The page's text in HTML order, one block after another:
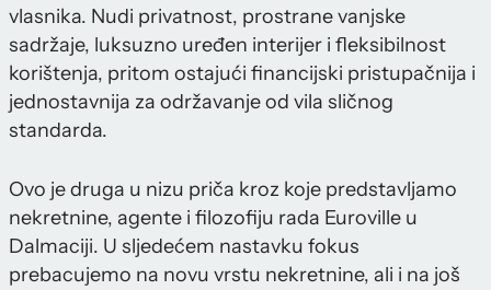
vlasnika. Nudi privatnost, prostrane vanjske
sadržaje, luksuzno uređen interijer i fleksibilnost
korištenja, pritom ostajući financijski pristupačnija i
jednostavnija za održavanje od vila sličnog
standarda.
Ovo je druga u nizu priča kroz koje predstavljamo
nekretnine, agente i filozofiju rada Euroville u
Dalmaciji. U sljedećem nastavku fokus
prebacujemo na novu vrstu nekretnine, ali i na još